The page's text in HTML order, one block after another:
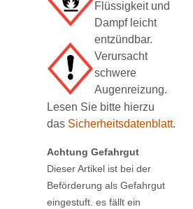
Flüssigkeit und
Dampf leicht
entzündbar.
Verursacht
schwere
Augenreizung.
Lesen Sie bitte hierzu
das Sicherheitsdatenblatt.
Achtung Gefahrgut
Dieser Artikel ist bei der
Beförderung als Gefahrgut
eingestuft. es fällt ein